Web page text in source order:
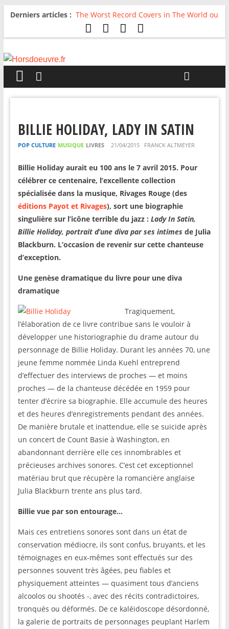
Derniers articles : The Worst Record Covers in The World ou
Comment rire du pire
Avril 2026 : C’est dans les vieux pots
For The First Time, Again : Tyler Ballgame
BILLIE HOLIDAY, LADY IN SATIN
POP CULTURE MUSIQUE LIVRES 21/04/2015 FRANCK ALTMEYER
Billie Holiday aurait eu 100 ans le 7 avril 2015. Pour
célébrer ce centenaire, l’excellente collection
spécialisée dans la musique, Rivages Rouge (des
éditions Payot et Rivages), sort une biographie
singulière sur l’icône terrible du jazz : Lady In Satin,
Billie Holiday, portrait d’une diva par ses intimes de Julia
Blackburn. L’occasion de revenir sur cette chanteuse
d’exception.
Une genèse dramatique du livre pour une diva
dramatique
Tragiquement,
l’élaboration de ce livre contribue sans le vouloir à
développer une historiographie du drame autour du
personnage de Billie Holiday. Durant les années 70, une
jeune femme nommée Linda Kuehl entreprend
d’effectuer des interviews de proches — et moins
proches — de la chanteuse décédée en 1959 pour
tenter d’écrire sa biographie. Elle accumule des heures
et des heures d’enregistrements pendant des années.
De manière brutale et inattendue, elle se suicide après
un concert de Count Basie à Washington, en
abandonnant derrière elle ces innombrables et
précieuses archives sonores. C’est cet exceptionnel
matériau brut que récupère la romancière anglaise
Julia Blackburn trente ans plus tard.
Billie vue par son entourage…
Mais ces entretiens sonores sont dans un état de
conservation médiocre, ils sont confus, bruyants, et les
témoignages en eux-mêmes sont effectués sur des
personnes souvent très âgées, peu fiables et
physiquement atteintes — quasiment tous d’anciens
alcoolos ou shootés -, avec des récits contradictoires,
tronqués ou déformés. De ce kaléidoscope désordonné,
la galerie de portraits de personnages peuplant Harlem